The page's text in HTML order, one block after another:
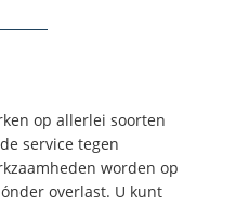
op allerlei soorten
service tegen
worden op
overlast. U kunt